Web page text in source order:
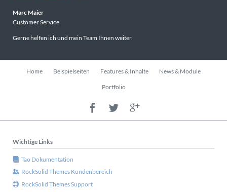
Marc Maier
Customer Service
Gerne helfen ich und mein Team Ihnen weiter.
Home Beispielseiten Features & Inhalte News & Module
Portfolio
Wichtige Links
Tao Dokumentation
RockSolid Themes Kundenbereich
RockSolid Themes Support